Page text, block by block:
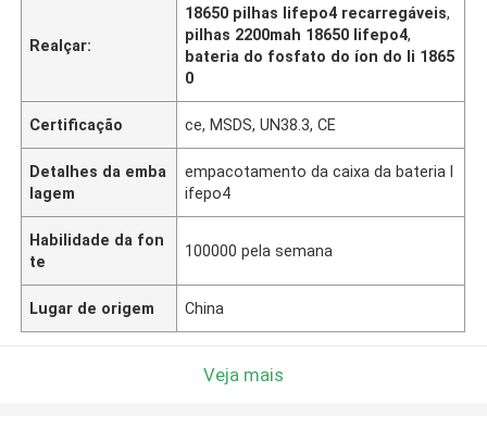
Realçar:
18650 pilhas lifepo4 recarregáveis,
pilhas 2200mah 18650 lifepo4,
bateria do fosfato do íon do li 1865
0
Certificação ce, MSDS, UN38.3, CE
Detalhes da emba
lagem
empacotamento da caixa da bateria l
ifepo4
Habilidade da fon
te
100000 pela semana
Lugar de origem China
Veja mais